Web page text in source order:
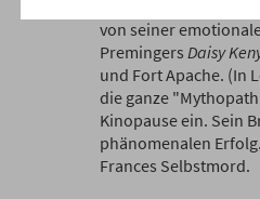
von seiner
Premingers Daisy
und Fort Apache. (In
die ganze
Kinopause ein. Sein
phänomenalen
Frances Selbstmord.